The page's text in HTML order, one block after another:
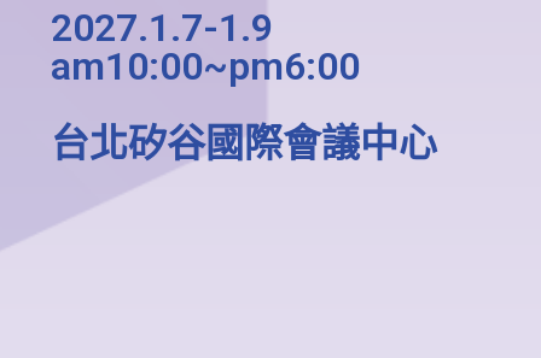
2027.1.7-1.9
am10:00~pm6:00
台北矽谷國際會議中心